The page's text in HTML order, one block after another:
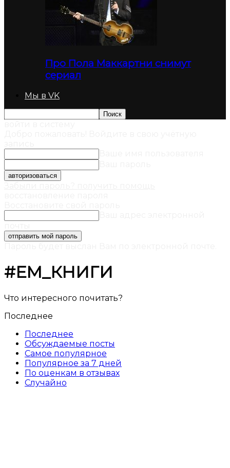
Про Пола Маккартни снимут
сериал
Мы в VK
#ЕМ_КНИГИ
Что интересного почитать?
Последнее
Последнее
Обсуждаемые посты
Самое популярное
Популярное за 7 дней
По оценкам в отзывах
Случайно